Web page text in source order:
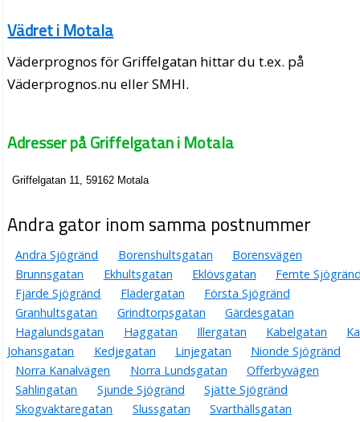
Vädret i Motala
Väderprognos för Griffelgatan hittar du t.ex. på
Väderprognos.nu eller SMHI.
Adresser på Griffelgatan i Motala
Griffelgatan 11, 59162 Motala
Andra gator inom samma postnummer
Andra Sjögränd Borenshultsgatan
Borensvägen
Brunnsgatan
Ekhultsgatan Eklövsgatan
Femte
Fjärde Sjögränd
Flädergatan
Första Sjögränd
Granhultsgatan
Grindtorpsgatan
Gärdesgatan
Hagalundsgatan
Haggatan Illergatan Kabelgatan
Johansgatan
Kedjegatan Linjegatan
Nionde Sjögränd
Norra Kanalvägen
Norra Lundsgatan
Offerbyvägen
Sahlingatan
Sjunde Sjögränd
Sjätte Sjögränd
Skogvaktaregatan
Slussgatan
Svarthällsgatan